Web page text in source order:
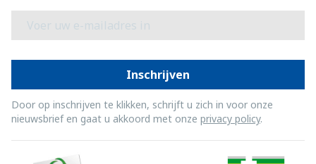
Inschrijven
Door op inschrijven te klikken, schrijft u zich in voor onze
nieuwsbrief en gaat u akkoord met onze privacy policy.